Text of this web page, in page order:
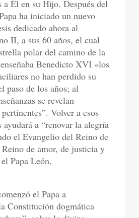
a Él en su Hijo. Después del
ha iniciado un nuevo
dedicado ahora al
II, a sus 60 años, el cual
polar del camino de la
Benedicto XVI «los
no han perdido su
paso de los años; al
se revelan
Volver a esos
ayudará a “renovar la alegría
el Evangelio del Reino de
de amor, de justicia y
Papa León.
el Papa a
Constitución dogmática